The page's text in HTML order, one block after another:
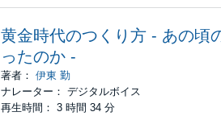
黄金時代のつくり方 - あの頃
ったのか -
著者： 伊東 勤
ナレーター： デジタルボイス
再生時間： 3 時間 34 分